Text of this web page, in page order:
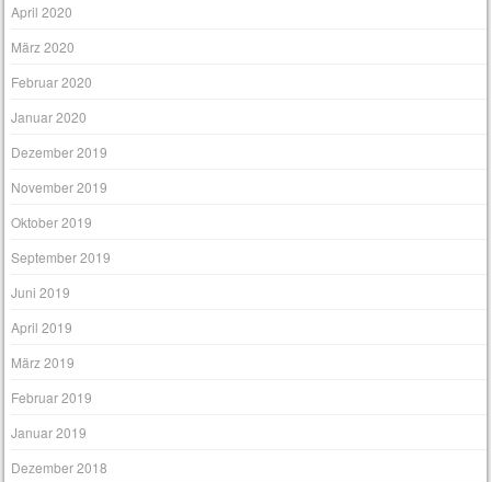
April 2020
März 2020
Februar 2020
Januar 2020
Dezember 2019
November 2019
Oktober 2019
September 2019
Juni 2019
April 2019
März 2019
Februar 2019
Januar 2019
Dezember 2018